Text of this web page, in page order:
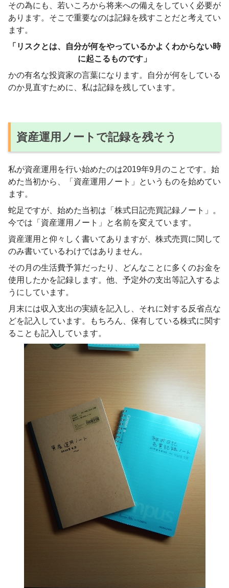
その為にも、若いころから将来への備えをしていく必要が
あります。そこで重要なのは記録を残すことだと考えてい
ます。
「リスクとは、自分が何をやっているかよくわからない時
に起こるものです」
かの有名な投資家の言葉になります。自分が何をしている
のか見直すために、私は記録を残しています。
資産運用ノートで記録を残そう
私が資産運用を行い始めたのは2019年9月のことです。始
めた当初から、「資産運用ノート」というものを始めてい
ます。
蛇足ですが、始めた当初は「株式日記売買記録ノート」。
今では「資産運用ノート」と名前を変えています。
資産運用と仰々しく書いてありますが、株式売買に関して
のみ書いているわけではありません。
その月の生活費予算だったり、どんなことに多くのお金を
使用したかを記録します。他、予定外の支出等記入するよ
うにしています。
月末には収入支出の実績を記入し、それに対する反省点な
どを記入しています。もちろん、保有している株式に関す
ることも記入しています。